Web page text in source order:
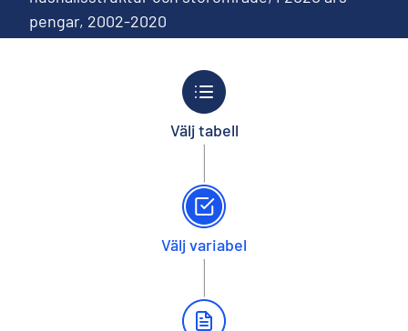
pengar, 2002-2020
Välj tabell
Välj variabel